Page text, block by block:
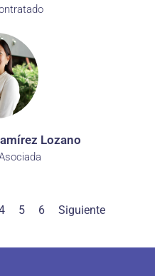
Lozano
5 6 Siguiente